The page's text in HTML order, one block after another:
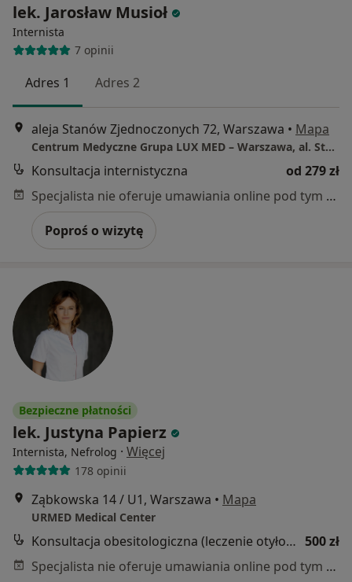
lek. Jarosław Musioł
Internista
7 opinii
Adres 1 Adres 2
aleja Stanów Zjednoczonych 72, Warszawa • Mapa
Centrum Medyczne Grupa LUX MED – Warszawa, al. Stanów Zjednoczonych 72
Konsultacja internistyczna
od 279 zł
Specjalista nie oferuje umawiania online pod tym adresem.
Poproś o wizytę
Bezpieczne płatności
lek. Justyna Papierz
Internista, Nefrolog · Więcej
178 opinii
Ząbkowska 14 / U1, Warszawa • Mapa
URMED Medical Center
Konsultacja obesitologiczna (leczenie otyłości) 500 zł
Specjalista nie oferuje umawiania online pod tym adresem.